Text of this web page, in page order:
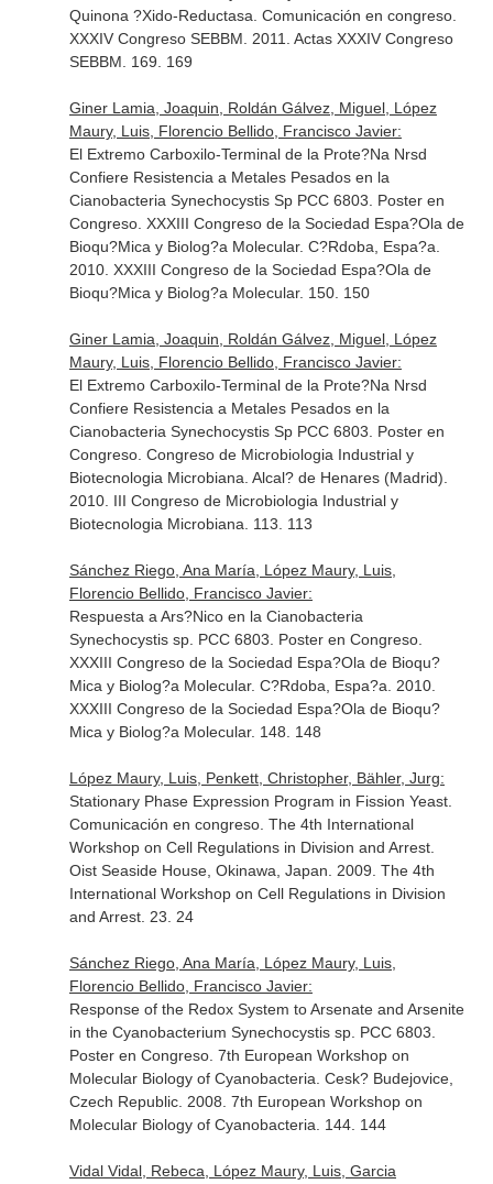
Quinona ?Xido-Reductasa. Comunicación en congreso.
XXXIV Congreso SEBBM. 2011. Actas XXXIV Congreso
SEBBM. 169. 169
Giner Lamia, Joaquin, Roldán Gálvez, Miguel, López
Maury, Luis, Florencio Bellido, Francisco Javier:
El Extremo Carboxilo-Terminal de la Prote?Na Nrsd
Confiere Resistencia a Metales Pesados en la
Cianobacteria Synechocystis Sp PCC 6803. Poster en
Congreso. XXXIII Congreso de la Sociedad Espa?Ola de
Bioqu?Mica y Biolog?a Molecular. C?Rdoba, Espa?a.
2010. XXXIII Congreso de la Sociedad Espa?Ola de
Bioqu?Mica y Biolog?a Molecular. 150. 150
Giner Lamia, Joaquin, Roldán Gálvez, Miguel, López
Maury, Luis, Florencio Bellido, Francisco Javier:
El Extremo Carboxilo-Terminal de la Prote?Na Nrsd
Confiere Resistencia a Metales Pesados en la
Cianobacteria Synechocystis Sp PCC 6803. Poster en
Congreso. Congreso de Microbiologia Industrial y
Biotecnologia Microbiana. Alcal? de Henares (Madrid).
2010. III Congreso de Microbiologia Industrial y
Biotecnologia Microbiana. 113. 113
Sánchez Riego, Ana María, López Maury, Luis,
Florencio Bellido, Francisco Javier:
Respuesta a Ars?Nico en la Cianobacteria
Synechocystis sp. PCC 6803. Poster en Congreso.
XXXIII Congreso de la Sociedad Espa?Ola de Bioqu?
Mica y Biolog?a Molecular. C?Rdoba, Espa?a. 2010.
XXXIII Congreso de la Sociedad Espa?Ola de Bioqu?
Mica y Biolog?a Molecular. 148. 148
López Maury, Luis, Penkett, Christopher, Bähler, Jurg:
Stationary Phase Expression Program in Fission Yeast.
Comunicación en congreso. The 4th International
Workshop on Cell Regulations in Division and Arrest.
Oist Seaside House, Okinawa, Japan. 2009. The 4th
International Workshop on Cell Regulations in Division
and Arrest. 23. 24
Sánchez Riego, Ana María, López Maury, Luis,
Florencio Bellido, Francisco Javier:
Response of the Redox System to Arsenate and Arsenite
in the Cyanobacterium Synechocystis sp. PCC 6803.
Poster en Congreso. 7th European Workshop on
Molecular Biology of Cyanobacteria. Cesk? Budejovice,
Czech Republic. 2008. 7th European Workshop on
Molecular Biology of Cyanobacteria. 144. 144
Vidal Vidal, Rebeca, López Maury, Luis, Garcia